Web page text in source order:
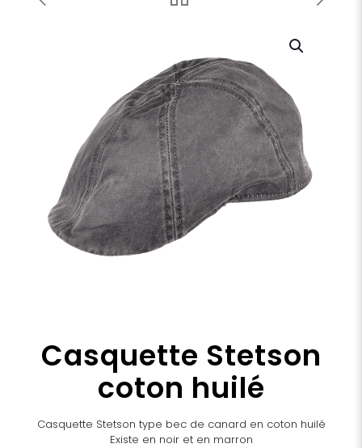
Casquette Stetson
coton huilé
Casquette Stetson type bec de canard en coton huilé
Existe en noir et en marron